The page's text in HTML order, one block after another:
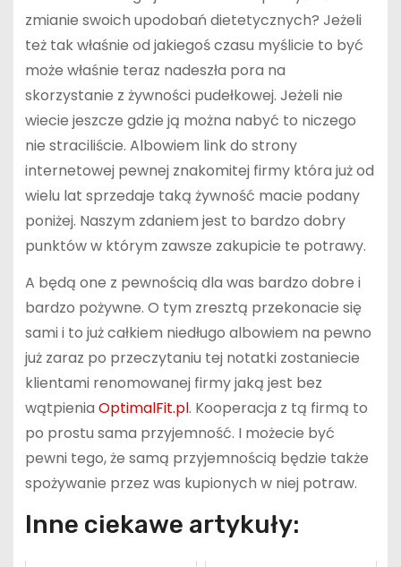
zmianie swoich upodobań dietetycznych? Jeżeli
też tak właśnie od jakiegoś czasu myślicie to być
może właśnie teraz nadeszła pora na
skorzystanie z żywności pudełkowej. Jeżeli nie
wiecie jeszcze gdzie ją można nabyć to niczego
nie straciliście. Albowiem link do strony
internetowej pewnej znakomitej firmy która już od
wielu lat sprzedaje taką żywność macie podany
poniżej. Naszym zdaniem jest to bardzo dobry
punktów w którym zawsze zakupicie te potrawy.
A będą one z pewnością dla was bardzo dobre i
bardzo pożywne. O tym zresztą przekonacie się
sami i to już całkiem niedługo albowiem na pewno
już zaraz po przeczytaniu tej notatki zostaniecie
klientami renomowanej firmy jaką jest bez
wątpienia OptimalFit.pl. Kooperacja z tą firmą to
po prostu sama przyjemność. I możecie być
pewni tego, że samą przyjemnością będzie także
spożywanie przez was kupionych w niej potraw.
Inne ciekawe artykuły: